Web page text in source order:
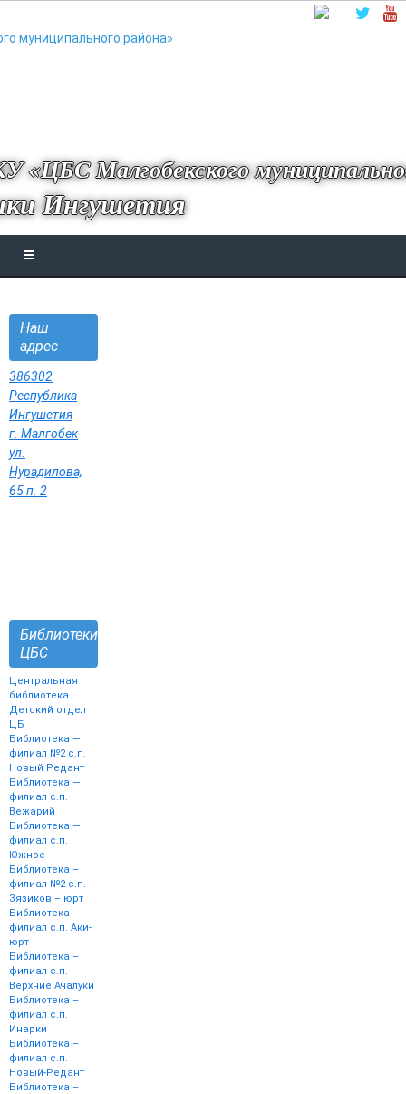
«ЦБС Малгобекского
Ингушетия
Наш
адрес
386302
Республика
Ингушетия
г. Малгобек
ул.
Нурадилова,
65 п. 2
Библиотеки
ЦБС
Центральная
библиотека
Детский отдел
ЦБ
Библиотека —
филиал №2 с.п.
Новый Редант
Библиотека —
филиал с.п.
Вежарий
Библиотека —
филиал с.п.
Южное
Библиотека –
филиал №2 с.п.
Зязиков – юрт
Библиотека –
филиал с.п. Аки-
юрт
Библиотека –
филиал с.п.
Верхние Ачалуки
Библиотека –
филиал с.п.
Инарки
Библиотека –
филиал с.п.
Новый-Редант
Библиотека –